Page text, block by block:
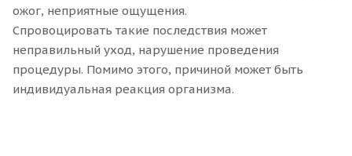
ожог, неприятные ощущения.
Спровоцировать такие последствия может
неправильный уход, нарушение проведения
процедуры. Помимо этого, причиной может быть
индивидуальная реакция организма.